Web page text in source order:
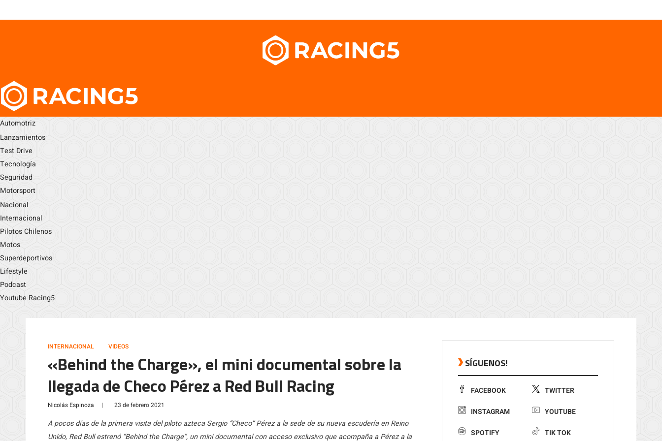
Automotriz
Lanzamientos
Test Drive
Tecnología
Seguridad
Motorsport
Nacional
Internacional
Pilotos Chilenos
Motos
Superdeportivos
Lifestyle
Podcast
Youtube Racing5
INTERNACIONAL VIDEOS
«Behind the Charge», el mini documental sobre la
llegada de Checo Pérez a Red Bull Racing
Nicolás Espinoza | 23 de febrero 2021
A pocos días de la primera visita del piloto azteca Sergio “Checo” Pérez a la sede de su nueva escudería en Reino
Unido, Red Bull estrenó “Behind the Charge”, un mini documental con acceso exclusivo que acompaña a Pérez a la
SÍGUENOS!
FACEBOOK TWITTER
INSTAGRAM YOUTUBE
SPOTIFY TIK TOK